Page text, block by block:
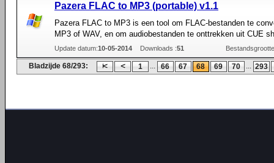
Pazera FLAC to MP3 (portable) v1.1
Pazera FLAC to MP3 is een tool om FLAC-bestanden te
MP3 of WAV, en om audiobestanden te onttrekken uit CUE
Update datum:10-05-2014 Downloads :51
Bladzijde 68/293: 1 ... 66 67 68 69 70 ... 293